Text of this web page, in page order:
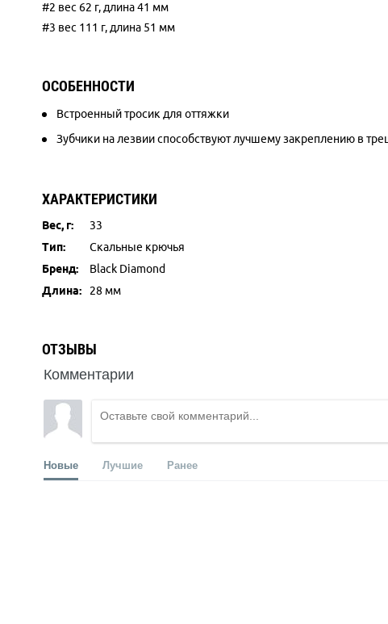
#2 вес 62 г, длина 41 мм
#3 вес 111 г, длина 51 мм
ОСОБЕННОСТИ
Встроенный тросик для оттяжки
Зубчики на лезвии способствуют лучшему закреплению в
ХАРАКТЕРИСТИКИ
Вес, г:
33
Тип:
Скальные крючья
Бренд:
Black Diamond
Длина:
28 мм
ОТЗЫВЫ
Комментарии
Новые Лучшие Ранее